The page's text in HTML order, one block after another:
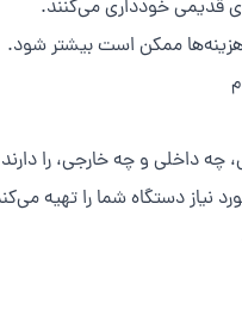
قدیمی خودداری می‌کنند.
ممکن است بیشتر شود.
داخلی و چه خارجی، را
نیاز دستگاه شما را تهیه